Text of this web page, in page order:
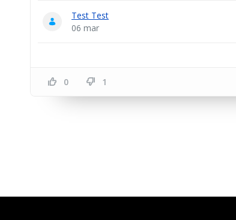
Test Test
06 mar
0 1